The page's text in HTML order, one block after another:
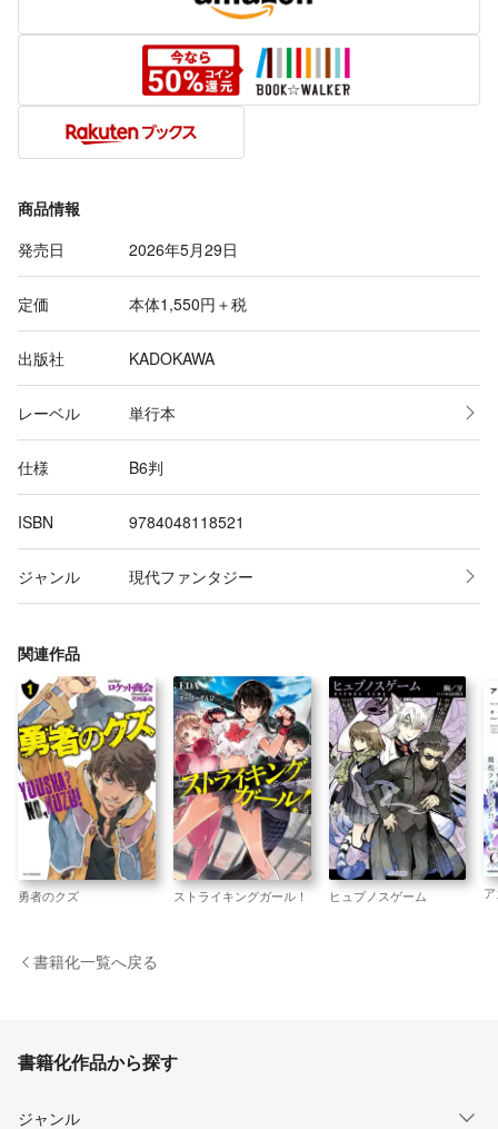
商品情報
発売日
2026年5月29日
定価 本体1,550円＋税
出版社 KADOKAWA
レーベル 単行本
仕様 B6判
ISBN 9784048118521
ジャンル 現代ファンタジー
関連作品
勇者のクズ ストライキングガール！ ヒュプノスゲーム
書籍化一覧へ戻る
書籍化作品から探す
ジャンル